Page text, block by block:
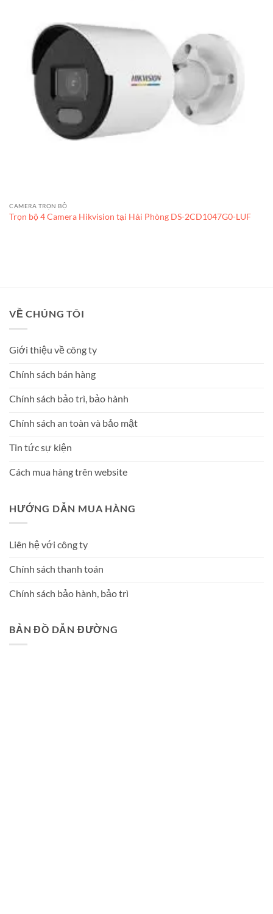
CAMERA TRỌN BỘ
Trọn bộ 4 Camera Hikvision tại Hải Phòng DS-2CD1047G0-LUF
VỀ CHÚNG TÔI
Giới thiệu về công ty
Chính sách bán hàng
Chính sách bảo trì, bảo hành
Chính sách an toàn và bảo mật
Tin tức sự kiện
Cách mua hàng trên website
HƯỚNG DẪN MUA HÀNG
Liên hệ với công ty
Chính sách thanh toán
Chính sách bảo hành, bảo trì
BẢN ĐỒ DẪN ĐƯỜNG